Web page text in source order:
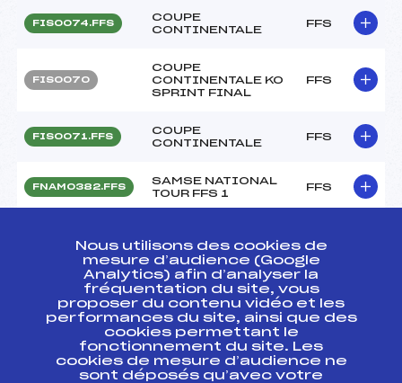
FIS0074.FFS
COUPE
CONTINENTALE
FFS
FIS0070
COUPE
CONTINENTALE KO
SPRINT FINAL
FFS
FIS0071.FFS
COUPE
CONTINENTALE
FFS
FNAM0382.FFS
SAMSE NATIONAL
TOUR FFS 1
FFS
Circuits Nordique 2015
Circuits Rang
Samse Ski de Fond National Tour Seniors
hommes
Nous utilisons des cookies de
mesure d’audience (Google
Analytics) afin d’analyser la
fréquentation du site, vous
proposer du contenu vidéo et les
performances du site, ainsi que des
cookies permettant le
fonctionnement du site. Les
cookies de mesure d’audience ne
sont déposés qu’avec votre